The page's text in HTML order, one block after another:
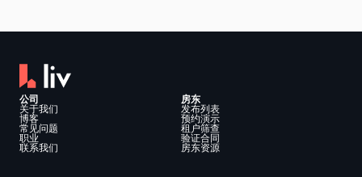
公司
关于我们
博客
常见问题
职业
联系我们
房东
发布列表
预约演示
租户筛查
验证合同
房东资源